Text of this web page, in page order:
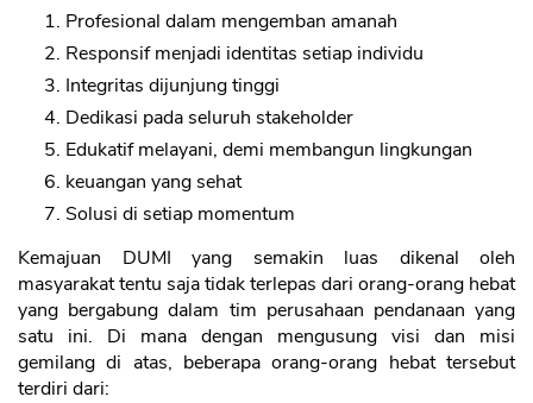
Profesional dalam mengemban amanah
Responsif menjadi identitas setiap individu
Integritas dijunjung tinggi
Dedikasi pada seluruh stakeholder
Edukatif melayani, demi membangun lingkungan
keuangan yang sehat
Solusi di setiap momentum
Kemajuan DUMI yang semakin luas dikenal oleh
masyarakat tentu saja tidak terlepas dari orang-orang hebat
yang bergabung dalam tim perusahaan pendanaan yang
satu ini. Di mana dengan mengusung visi dan misi
gemilang di atas, beberapa orang-orang hebat tersebut
terdiri dari: